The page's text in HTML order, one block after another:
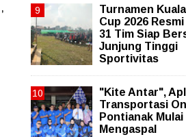
Turnamen
Cup 2026
31 Tim Siap
Junjung Tinggi
Sportivitas
"Kite Antar",
Transportasi
Pontianak Mulai
Mengaspal